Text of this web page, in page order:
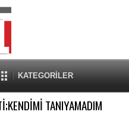
KATEGORİLER
TANIYAMADIM